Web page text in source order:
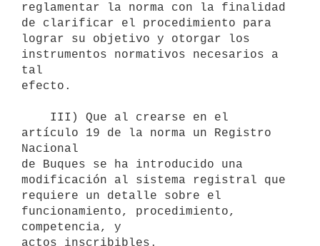
reglamentar la norma con la finalidad
de clarificar el procedimiento para
lograr su objetivo y otorgar los
instrumentos normativos necesarios a
tal
efecto.
artículo 19 de la norma un Registro
Nacional
de Buques se ha introducido una
modificación al sistema registral que
requiere un detalle sobre el
funcionamiento, procedimiento,
competencia, y
actos inscribibles.